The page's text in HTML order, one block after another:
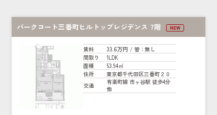
パークコート三番町ヒルトップレジデンス 7階 NEW
賃料 33.6万円 / 管：無し
間取り
1LDK
面積
53.94㎡
住所
東京都千代田区三番町２０
交通
有楽町線 市ヶ谷駅 徒歩4分
他